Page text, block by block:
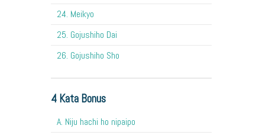
24. Meikyo
25. Gojushiho Dai
26. Gojushiho Sho
4 Kata Bonus
A. Niju hachi ho nipaipo